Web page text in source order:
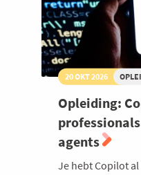
20 OKT 2026
Opleiding:
agents
Je hebt Copilot